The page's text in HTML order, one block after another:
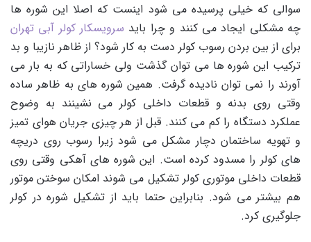
سوالی که خیلی پرسیده می شود اینست که اصلا این شوره ها
چه مشکلی ایجاد می کنند و چرا باید سرویسکار کولر آبی تهران
برای از بین بردن رسوب کولر دست به کار شود؟ از ظاهر نازیبا و بد
ترکیب این شوره ها می توان گذشت ولی خساراتی که به بار می
آورند را نمی توان نادیده گرفت. همین شوره های به ظاهر ساده
وقتی روی بدنه و قطعات داخلی کولر می نشینند به وضوح
عملکرد دستگاه را کم می کنند. قبل از هر چیزی جریان هوای تمیز
و تهویه ساختمان دچار مشکل می شود زیرا رسوب روی دریچه
های کولر را مسدود کرده است. این شوره های آهکی وقتی روی
قطعات داخلی موتوری کولر تشکیل می شوند امکان سوختن موتور
هم بیشتر می شود. بنابراین حتما باید از تشکیل شوره در کولر
جلوگیری کرد.